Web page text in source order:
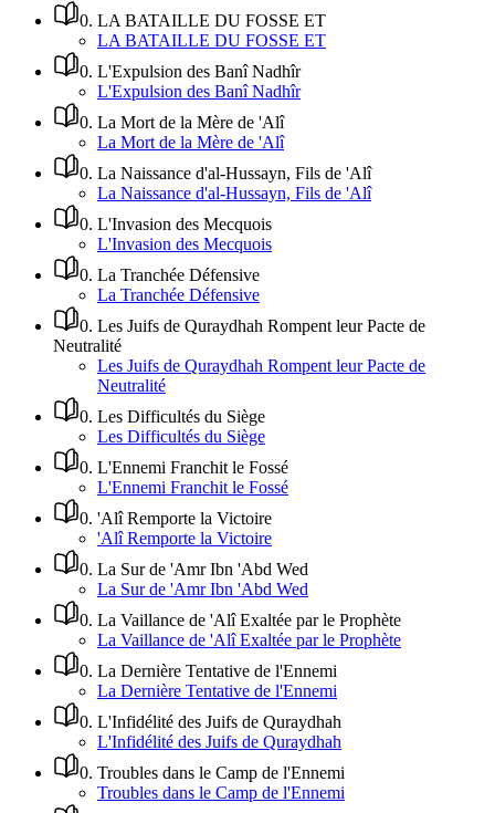
0. LA BATAILLE DU FOSSE ET
LA BATAILLE DU FOSSE ET
0. L'Expulsion des Banî Nadhîr
L'Expulsion des Banî Nadhîr
0. La Mort de la Mère de 'Alî
La Mort de la Mère de 'Alî
0. La Naissance d'al-Hussayn, Fils de 'Alî
La Naissance d'al-Hussayn, Fils de 'Alî
0. L'Invasion des Mecquois
L'Invasion des Mecquois
0. La Tranchée Défensive
La Tranchée Défensive
0. Les Juifs de Quraydhah Rompent leur Pacte de
Neutralité
Les Juifs de Quraydhah Rompent leur Pacte de
Neutralité
0. Les Difficultés du Siège
Les Difficultés du Siège
0. L'Ennemi Franchit le Fossé
L'Ennemi Franchit le Fossé
0. 'Alî Remporte la Victoire
'Alî Remporte la Victoire
0. La Sur de 'Amr Ibn 'Abd Wed
La Sur de 'Amr Ibn 'Abd Wed
0. La Vaillance de 'Alî Exaltée par le Prophète
La Vaillance de 'Alî Exaltée par le Prophète
0. La Dernière Tentative de l'Ennemi
La Dernière Tentative de l'Ennemi
0. L'Infidélité des Juifs de Quraydhah
L'Infidélité des Juifs de Quraydhah
0. Troubles dans le Camp de l'Ennemi
Troubles dans le Camp de l'Ennemi